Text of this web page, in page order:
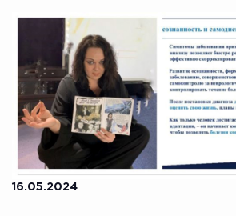
16.05.2024